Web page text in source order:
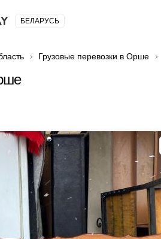
БЕЛАРУСЬ
Грузовые перевозки в Орше